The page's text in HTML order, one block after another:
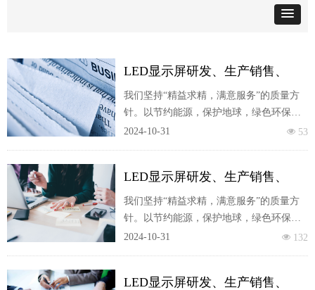
LED显示屏研发、生产销售、
LED应用工程服务一体
我们坚持“精益求精，满意服务”的质量方
针。以节约能源，保护地球，绿色环保为
使命。我们将不懈努力与您携手共创一个
넶 53
2024-10-31
LED显示屏研发、生产销售、
LED应用工程服务一体
我们坚持“精益求精，满意服务”的质量方
针。以节约能源，保护地球，绿色环保为
使命。我们将不懈努力与您携手共创一个
넶 132
2024-10-31
LED显示屏研发、生产销售、